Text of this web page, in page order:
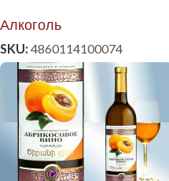
Алкоголь
SKU: 4860114100074